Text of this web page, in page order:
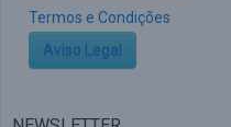
Termos e Condições
Aviso Legal